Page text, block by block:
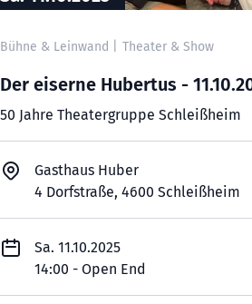
Bühne & Leinwand
Theater & Show
Der eiserne Hubertus -
50 Jahre Theatergruppe Schleißheim
Gasthaus Huber
4 Dorfstraße, 4600 Schleißheim
Sa. 11.10.2025
14:00 - Open End